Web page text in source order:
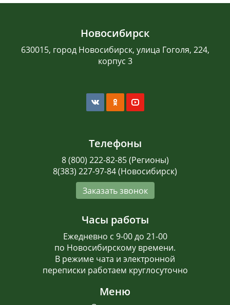
Новосибирск
630015, город Новосибирск, улица Гоголя, 224,
корпус 3
Телефоны
8 (800) 222-82-85 (Регионы)
8(383) 227-97-84 (Новосибирск)
Заказать звонок
Часы работы
Ежедневно с 9-00 до 21-00
по Новосибирскому времени.
В режиме чата и электронной
переписки работаем круглосуточно
Меню